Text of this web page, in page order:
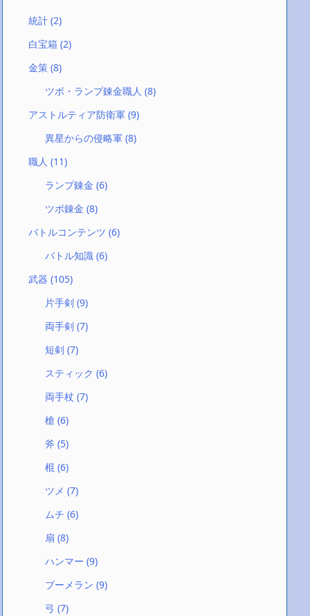
統計 (2)
白宝箱 (2)
金策 (8)
ツボ・ランプ錬金職人(8)
アストルティア防衛軍 (9)
異星からの侵略軍(8)
職人 (11)
ランプ錬金(6)
ツボ錬金(8)
バトルコンテンツ (6)
バトル知識(6)
武器 (105)
片手剣(9)
両手剣(7)
短剣(7)
スティック(6)
両手杖(7)
槍(6)
斧(5)
棍(6)
ツメ(7)
ムチ(6)
扇(8)
ハンマー(9)
ブーメラン(9)
弓(7)